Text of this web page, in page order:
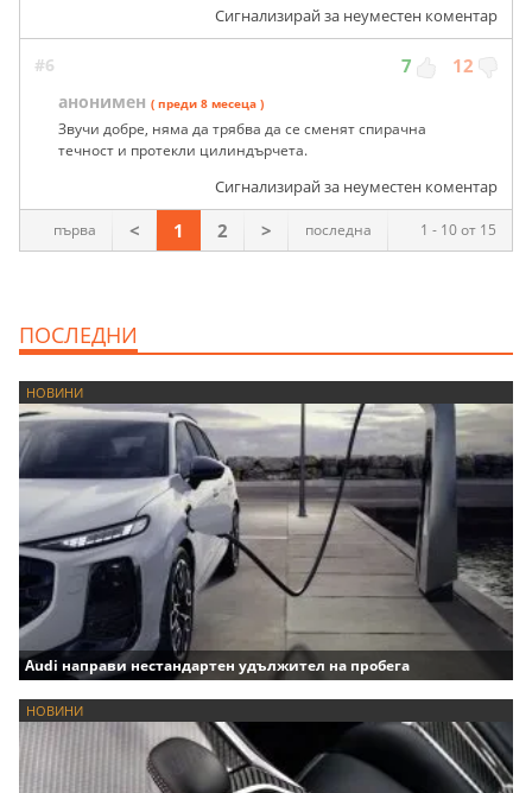
Сигнализирай за неуместен коментар
#6 7 12
анонимен ( преди 8 месеца )
Звучи добре, няма да трябва да се сменят спирачна
течност и протекли цилиндърчета.
Сигнализирай за неуместен коментар
1 - 10 от 15
първа < 1 2 > последна
ПОСЛЕДНИ
НОВИНИ
Audi направи нестандартен удължител на пробега
НОВИНИ